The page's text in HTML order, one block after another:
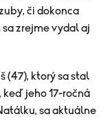
či dokonca
zrejme vydal aj
(47), ktorý sa stal
jeho 17-ročná
sa aktuálne